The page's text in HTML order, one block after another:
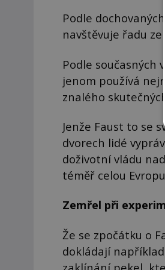
Podle
navštěvuje řadu
Podle
jenom používá
znalého
Jenže Faust to se
dvorech lidé
doživotní vládu
téměř celou
Zemřel při
Že se zpočátku o
dokládají